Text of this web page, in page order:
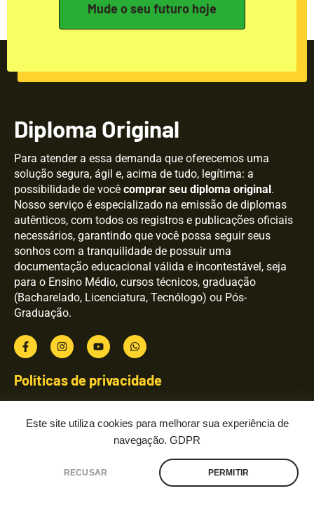
Este site utiliza cookies para melhorar sua experiência de
navegação. GDPR
RECUSAR PERMITIR
Mude o seu futuro hoje
Diploma Original
Para atender a essa demanda que oferecemos uma
solução segura, ágil e, acima de tudo, legítima: a
possibilidade de você comprar seu diploma original .
Nosso serviço é especializado na emissão de diplomas
autênticos, com todos os registros e publicações oficiais
necessários, garantindo que você possa seguir seus
sonhos com a tranquilidade de possuir uma
documentação educacional válida e incontestável, seja
para o Ensino Médio, cursos técnicos, graduação
(Bacharelado, Licenciatura, Tecnólogo) ou Pós-
Graduação.
Políticas de privacidade
Links
Fale conosco